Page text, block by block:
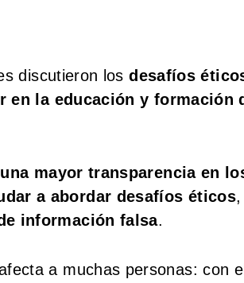
discutieron losdesafíos
en la educación y formación
una mayor transparencia en
a abordar desafíos éticos
información falsa.
a muchas personas: con